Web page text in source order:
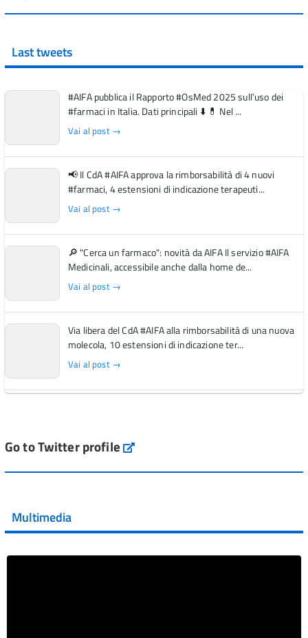
Last tweets
#AIFA pubblica il Rapporto #OsMed 2025 sull’uso dei
#farmaci in Italia. Dati principali ⬇️ 💊 Nel ...
Vai al post →
📢 Il CdA #AIFA approva la rimborsabilità di 4 nuovi
#farmaci, 4 estensioni di indicazione terapeuti...
Vai al post →
🔎 "Cerca un farmaco": novità da AIFA Il servizio #AIFA
Medicinali, accessibile anche dalla home de...
Vai al post →
Via libera del CdA #AIFA alla rimborsabilità di una nuova
molecola, 10 estensioni di indicazione ter...
Vai al post →
Vai al post →
Vai al post →
Go to Twitter profile aifa_ufficiale
Multimedia